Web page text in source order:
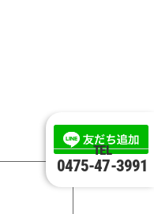
TEL
0475-47-3991